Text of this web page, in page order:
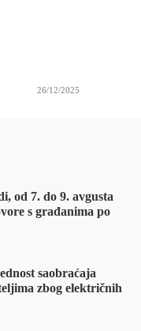
26/12/2025
od 7. do 9. avgusta
s građanima po
saobraćaja
zbog električnih